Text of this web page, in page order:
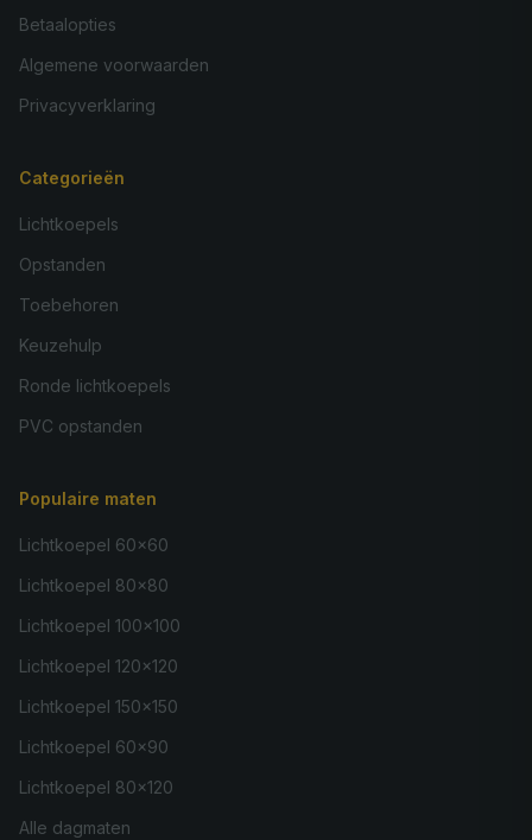
Betaalopties
Algemene voorwaarden
Privacyverklaring
Categorieën
Lichtkoepels
Opstanden
Toebehoren
Keuzehulp
Ronde lichtkoepels
PVC opstanden
Populaire maten
Lichtkoepel 60×60
Lichtkoepel 80×80
Lichtkoepel 100×100
Lichtkoepel 120×120
Lichtkoepel 150×150
Lichtkoepel 60×90
Lichtkoepel 80×120
Alle dagmaten